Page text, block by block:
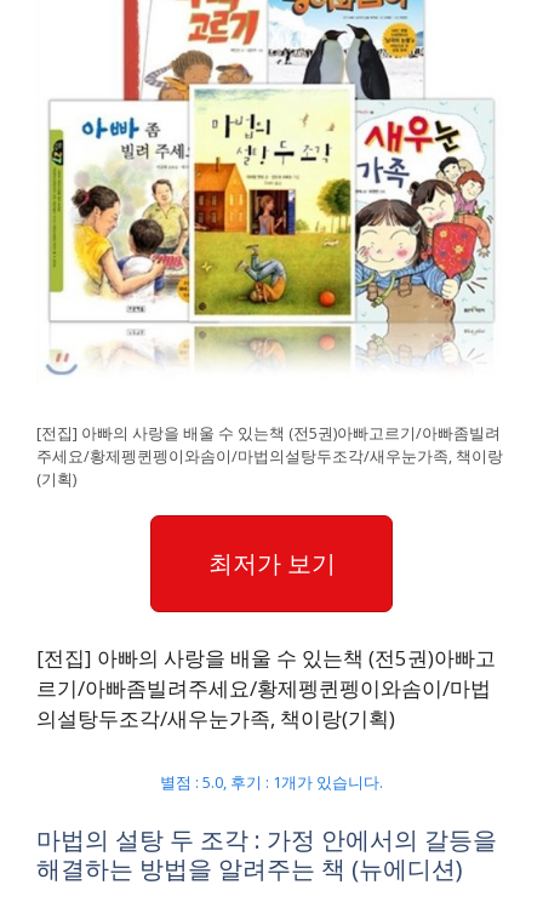
[전집] 아빠의 사랑을 배울 수 있는책 (전5권)아빠고르기/아빠좀빌려
주세요/황제펭퀸펭이와솜이/마법의설탕두조각/새우눈가족, 책이랑
(기획)
최저가 보기
[전집] 아빠의 사랑을 배울 수 있는책 (전5권)아빠고
르기/아빠좀빌려주세요/황제펭퀸펭이와솜이/마법
의설탕두조각/새우눈가족, 책이랑(기획)
별점 : 5.0, 후기 : 1개가 있습니다.
마법의 설탕 두 조각 : 가정 안에서의 갈등을
해결하는 방법을 알려주는 책 (뉴에디션)